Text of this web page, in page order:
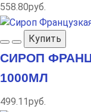
558.80руб.
Купить
СИРОП
1000МЛ
499.11руб.